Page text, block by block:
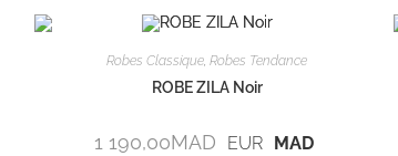
Robes Classique,Robes Tendance
ROBE ZILA Noir
1 190,00MAD EUR MAD